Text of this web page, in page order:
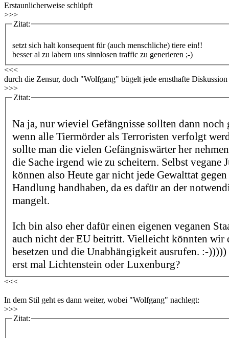
Erstaunlicherweise schlüpft
>>>
Zitat:
setzt sich halt konsequent für (auch menschliche) tiere ein!!
besser al zu labern uns sinnlosen traffic zu generieren ;-)
<<<
durch die Zensur, doch "Wolfgang" bügelt jede ernsthafte Diskussion
>>>
Zitat:
Na ja, nur wieviel Gefängnisse sollten dann noch
wenn alle Tiermörder als Terroristen verfolgt
sollte man die vielen Gefängniswärter her
die Sache irgend wie zu scheitern. Selbst vegane
können also Heute gar nicht jede Gewalttat
Handlung handhaben, da es dafür an der
mangelt.
Ich bin also eher dafür einen eigenen veganen
auch nicht der EU beitritt. Vielleicht könnten wir
besetzen und die Unabhängigkeit ausrufen. :-)))))
erst mal Lichtenstein oder Luxenburg?
<<<
In dem Stil geht es dann weiter, wobei "Wolfgang" nachlegt:
>>>
Zitat: